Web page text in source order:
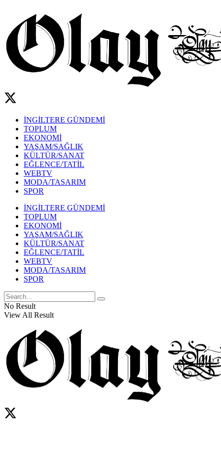
İNGİLTERE GÜNDEMİ
TOPLUM
EKONOMİ
YAŞAM/SAĞLIK
KÜLTÜR/SANAT
EĞLENCE/TATİL
WEBTV
MODA/TASARIM
SPOR
İNGİLTERE GÜNDEMİ
TOPLUM
EKONOMİ
YAŞAM/SAĞLIK
KÜLTÜR/SANAT
EĞLENCE/TATİL
WEBTV
MODA/TASARIM
SPOR
No Result
View All Result